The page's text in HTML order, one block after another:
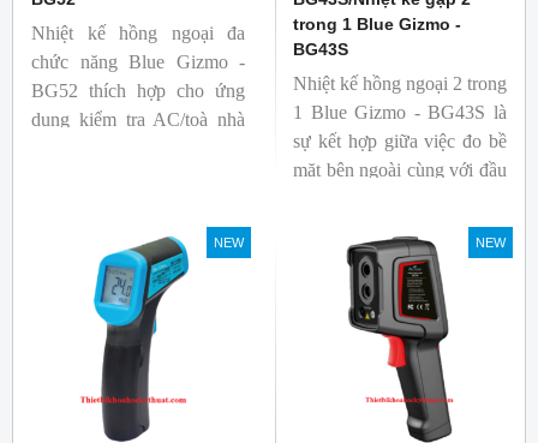
Nhiệt kế hồng ngoại đa
chức năng Blue Gizmo -
BG52 thích hợp cho ứng
dụng kiểm tra AC/toà nhà
trong 1 Blue Gizmo -
BG43S
Nhiệt kế hồng ngoại 2 trong
1 Blue Gizmo - BG43S là
sự kết hợp giữa việc đo bề
mặt bên ngoài cùng với đầu
Nhiệt kế thích hợp cho
ngành công nghiệp thực
NEW NEW